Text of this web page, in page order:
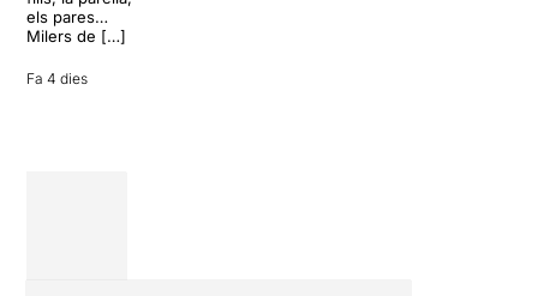
els pares…
Milers de […]
Fa 4 dies